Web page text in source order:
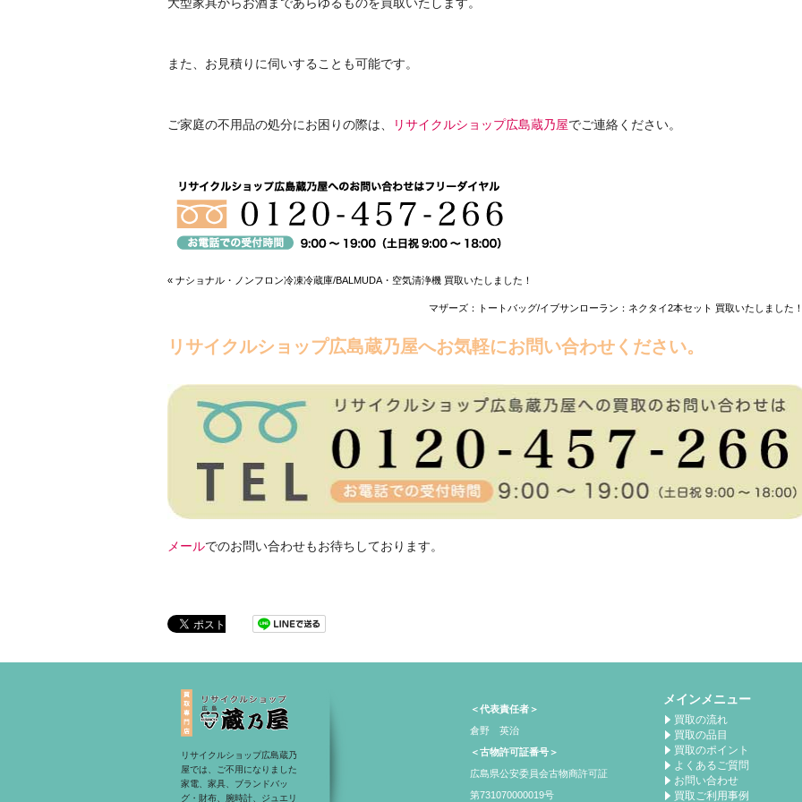
また、お見積りに伺いすることも可能です。
ご家庭の不用品の処分にお困りの際は、 リサイクルショップ広島蔵乃屋でご連絡ください。
« ナショナル・ノンフロン冷凍冷蔵庫/BALMUDA・空気清浄機 買取いたしました！
マザーズ：トートバッグ/イブサンローラン：ネクタイ2本セット 買取いたしました
リサイクルショップ広島蔵乃屋へお気軽にお問い合わせください。
メールでのお問い合わせもお待ちしております。
リサイクルショップ広島蔵乃
屋では、ご不用になりました
家電、家具、ブランドバッ
グ・財布、腕時計、ジュエリ
＜代表責任者＞
倉野 英治
＜古物許可証番号＞
広島県公安委員会古物商許可証
第731070000019号
メインメニュー
買取の流れ
買取の品目
買取のポイント
よくあるご質問
お問い合わせ
買取ご利用事例